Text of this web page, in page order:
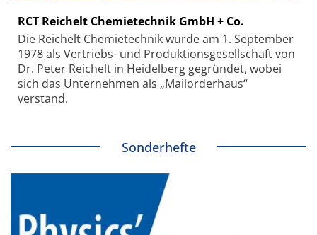
RCT Reichelt Chemietechnik GmbH + Co.
Die Reichelt Chemietechnik wurde am 1. September
1978 als Vertriebs- und Produktionsgesellschaft von
Dr. Peter Reichelt in Heidelberg gegründet, wobei
sich das Unternehmen als „Mailorderhaus“
verstand.
Sonderhefte